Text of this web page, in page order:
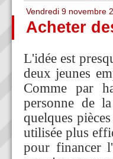
Vendredi 9 novembre
Acheter
L'idée est
deux jeunes
Comme par
personne de
quelques
utilisée plus
pour financer